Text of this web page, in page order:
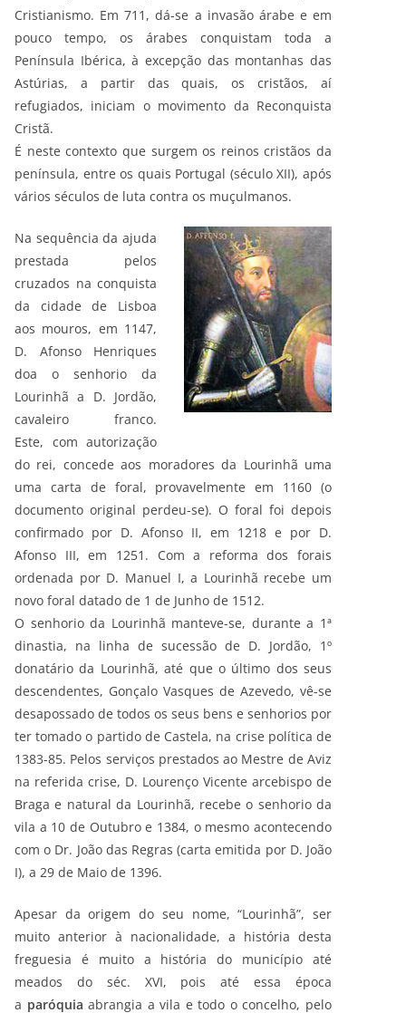
Cristianismo. Em 711, dá-se a invasão árabe e em
pouco tempo, os árabes conquistam toda a
Península Ibérica, à excepção das montanhas das
Astúrias, a partir das quais, os cristãos, aí
refugiados, iniciam o movimento da Reconquista
Cristã.
É neste contexto que surgem os reinos cristãos da
península, entre os quais Portugal (século XII), após
vários séculos de luta contra os muçulmanos.
Na sequência da ajuda
prestada pelos
cruzados na conquista
da cidade de Lisboa
aos mouros, em 1147,
D. Afonso Henriques
doa o senhorio da
Lourinhã a D. Jordão,
cavaleiro franco.
Este, com autorização
do rei, concede aos moradores da Lourinhã uma
uma carta de foral, provavelmente em 1160 (o
documento original perdeu-se). O foral foi depois
confirmado por D. Afonso II, em 1218 e por D.
Afonso III, em 1251. Com a reforma dos forais
ordenada por D. Manuel I, a Lourinhã recebe um
novo foral datado de 1 de Junho de 1512.
O senhorio da Lourinhã manteve-se, durante a 1ª
dinastia, na linha de sucessão de D. Jordão, 1º
donatário da Lourinhã, até que o último dos seus
descendentes, Gonçalo Vasques de Azevedo, vê-se
desapossado de todos os seus bens e senhorios por
ter tomado o partido de Castela, na crise política de
1383-85. Pelos serviços prestados ao Mestre de Aviz
na referida crise, D. Lourenço Vicente arcebispo de
Braga e natural da Lourinhã, recebe o senhorio da
vila a 10 de Outubro e 1384, o mesmo acontecendo
com o Dr. João das Regras (carta emitida por D. João
I), a 29 de Maio de 1396.
Apesar da origem do seu nome, “Lourinhã”, ser
muito anterior à nacionalidade, a história desta
freguesia é muito a história do município até
meados do séc. XVI, pois até essa época
a paróquia abrangia a vila e todo o concelho, pelo